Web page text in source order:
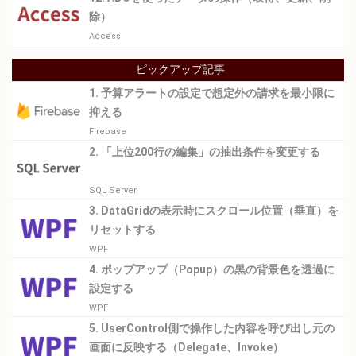
除）
Access
ピックアップ記事
1. 予算アラートの設定で想定外の請求を最小限に
抑える
Firebase
2. 「上位200行の編集」の抽出条件を変更する
SQL Server
3. DataGridの表示時にスクロール位置（垂直）を
リセットする
WPF
4. ポップアップ（Popup）の黒の背景色を透過に
設定する
WPF
5. UserControl側で操作した内容を呼び出し元の
画面に反映する（Delegate、Invoke）